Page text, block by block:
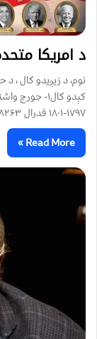
د امریکا
نوم، د زیږیدو کال ،
۱۷۹۷-۱۸۰۱ ﻓﺪﺭﺍﻝ ۱۸۲۶۳- ﺗﻮﻣﺎﺱ ﺟﻔﺮﺳﻮﻥ ۱۷۴۳ ۱۸۰۱-۱۸۰۹ ګډ ۱۸۲۶۴-ﺟﯿﻤﺰ
Read More »